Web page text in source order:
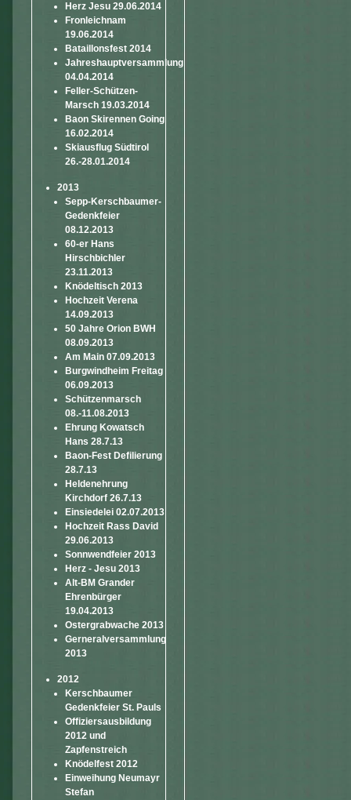
Herz Jesu 29.06.2014
Fronleichnam
19.06.2014
Bataillonsfest 2014
Jahreshauptversammlung
04.04.2014
Feller-Schützen-
Marsch 19.03.2014
Baon Skirennen Going
16.02.2014
Skiausflug Südtirol
26.-28.01.2014
2013
Sepp-Kerschbaumer-
Gedenkfeier
08.12.2013
60-er Hans
Hirschbichler
23.11.2013
Knödeltisch 2013
Hochzeit Verena
14.09.2013
50 Jahre Orion BWH
08.09.2013
Am Main 07.09.2013
Burgwindheim Freitag
06.09.2013
Schützenmarsch
08.-11.08.2013
Ehrung Kowatsch
Hans 28.7.13
Baon-Fest Defilierung
28.7.13
Heldenehrung
Kirchdorf 26.7.13
Einsiedelei 02.07.2013
Hochzeit Rass David
29.06.2013
Sonnwendfeier 2013
Herz - Jesu 2013
Alt-BM Grander
Ehrenbürger
19.04.2013
Ostergrabwache 2013
Gerneralversammlung
2013
2012
Kerschbaumer
Gedenkfeier St. Pauls
Offiziersausbildung
2012 und
Zapfenstreich
Knödelfest 2012
Einweihung Neumayr
Stefan